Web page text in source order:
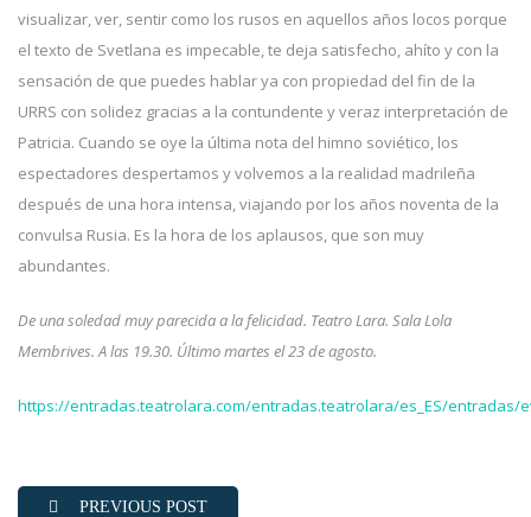
visualizar, ver, sentir como los rusos en aquellos años locos porque
el texto de Svetlana es impecable, te deja satisfecho, ahíto y con la
sensación de que puedes hablar ya con propiedad del fin de la
URRS con solidez gracias a la contundente y veraz interpretación de
Patricia. Cuando se oye la última nota del himno soviético, los
espectadores despertamos y volvemos a la realidad madrileña
después de una hora intensa, viajando por los años noventa de la
convulsa Rusia. Es la hora de los aplausos, que son muy
abundantes.
De una soledad muy parecida a la felicidad. Teatro Lara. Sala Lola
Membrives. A las 19.30. Último martes el 23 de agosto.
https://entradas.teatrolara.com/entradas.teatrolara/es_ES/entradas/
PREVIOUS POST